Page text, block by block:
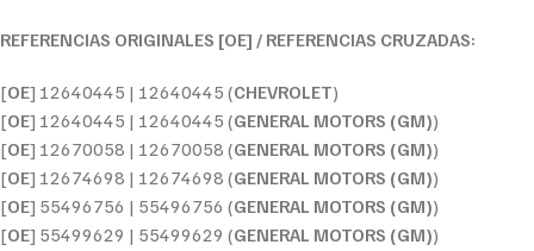
REFERENCIAS ORIGINALES [OE] / REFERENCIAS CRUZADAS:
[OE] 12640445 | 12640445 (CHEVROLET)
[OE] 12640445 | 12640445 (GENERAL MOTORS (GM))
[OE] 12670058 | 12670058 (GENERAL MOTORS (GM))
[OE] 12674698 | 12674698 (GENERAL MOTORS (GM))
[OE] 55496756 | 55496756 (GENERAL MOTORS (GM))
[OE] 55499629 | 55499629 (GENERAL MOTORS (GM))